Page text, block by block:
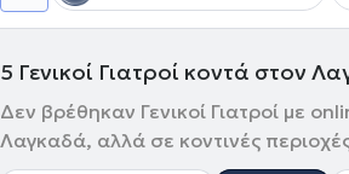
5 Γενικοί Γιατροί κοντά στον
Δεν βρέθηκαν Γενικοί Γιατροί με
Λαγκαδά, αλλά σε κοντινές